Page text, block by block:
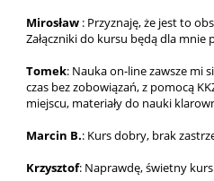
Mirosław : Przyznaję, że jest to
Załączniki do kursu będą dla
Tomek: Nauka on-line zawsze mi
czas bez zobowiązań, z pomocą
miejscu, materiały do nauki
Marcin B.: Kurs dobry, brak
Krzysztof: Naprawdę, świetny